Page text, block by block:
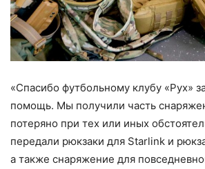
«Спасибо футбольному клубу «Рух»
помощь. Мы получили часть
потеряно при тех или иных
передали рюкзаки для Starlink и
а также снаряжение для